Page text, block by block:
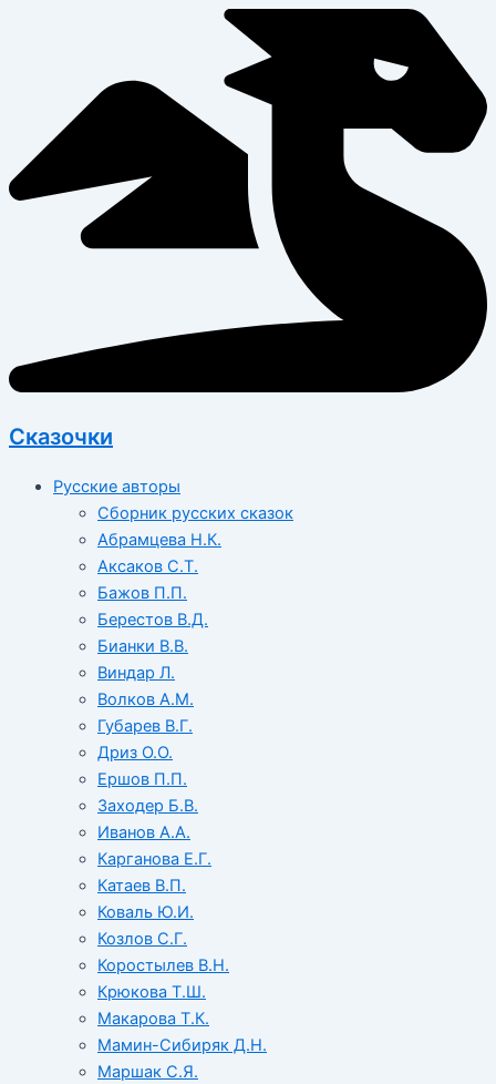
Сказочки
Русские авторы
Сборник русских сказок
Абрамцева Н.К.
Аксаков С.Т.
Бажов П.П.
Берестов В.Д.
Бианки В.В.
Виндар Л.
Волков А.М.
Губарев В.Г.
Дриз О.О.
Ершов П.П.
Заходер Б.В.
Иванов А.А.
Карганова Е.Г.
Катаев В.П.
Коваль Ю.И.
Козлов С.Г.
Коростылев В.Н.
Крюкова Т.Ш.
Макарова Т.К.
Мамин-Сибиряк Д.Н.
Маршак С.Я.